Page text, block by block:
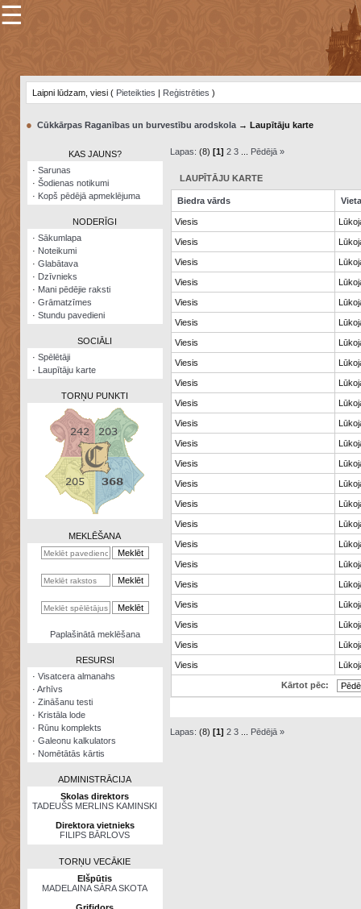
×
Šodienas
notikumi
Visatcera
almanahs
Arhīvs
Zināšanu
kalkulators
Nomētātās
☰
Laipni lūdzam, viesi ( Pieteikties | Reģistrēties )
● Cūkkārpas Raganības un burvestību arodskola→ Laupītāju karte
KAS JAUNS?
· Sarunas
· Šodienas notikumi
· Kopš pēdējā apmeklējuma
NODERĪGI
· Sākumlapa
· Noteikumi
· Glabātava
· Dzīvnieks
· Mani pēdējie raksti
· Grāmatzīmes
· Stundu pavedieni
SOCIĀLI
· Spēlētāji
· Laupītāju karte
TORŅU PUNKTI
MEKLĒŠANA
Paplašinātā meklēšana
RESURSI
· Visatcera almanahs
· Arhīvs
· Zināšanu testi
· Kristāla lode
· Rūnu komplekts
· Galeonu kalkulators
· Nomētātās kārtis
ADMINISTRĀCIJA
Skolas direktors
TADEUŠS MERLINS KAMINSKI
Direktora vietnieks
FILIPS BĀRLOVS
TORŅU VECĀKIE
Elšpūtis
MADELAINA SĀRA SKOTA
Lapas: (8) [1] 2 3... Pēdējā »
LAUPĪTĀJU KARTE
Biedra vārds Vieta
Viesis
Viesis
Viesis
Viesis
Viesis
Viesis
Viesis
Viesis
Viesis
Viesis
Viesis
Viesis
Viesis
Viesis
Viesis
Viesis
Viesis
Viesis
Viesis
Viesis
Viesis
Viesis
Viesis
Kārtot pēc:
Lapas: (8) [1] 2 3... Pēdējā »